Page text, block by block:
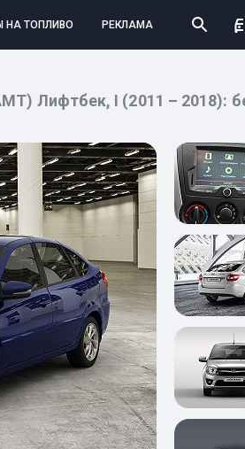
НА ТОПЛИВО РЕКЛАМА
Лифтбек, I (2011 – 2018):